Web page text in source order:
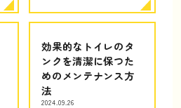
効果的なトイレのタ
ンクを清潔に保つた
めのメンテナンス方
法
2024.09.26